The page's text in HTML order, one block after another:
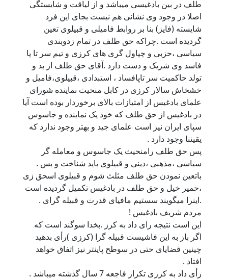
طلف در بین بادغیسی میباشد و از لیاقت و شایستگی
اصلا در وجود وی نشانی هم نیست بجای این فرد
شایسته (فایز) بنا بر روابط فامیلی و قبیلوی تعین
گردیده است .چراکه حق طلف در تمام زدوبندی
سیاسی ،حزبی و چپاول گری های کرزی و تیم سر تا پا
فاسد وی شریک و دست دارد .آقای حق طلف از بد و
تولد حاکمیت سر تاپافساد ، استبدادی ،قبیلوی،فامیل و
خشخاش سالار کرزی در کابل منحیث نماینده شورای
علمای بادغیس از امتیازات بالای برخوردار بوده است آیا
در بادغیس از حق طلف که خود یک نماینده و جاسوس
سپای ایران نیز است علمای جید و بهتر وجود ندارد که
یقیننا وجود دارد .
پس حق طلف رامنحیث یک جاسوس و معامله گر
سیاسی ،مذهبی ،دینی و قبیلوی باید شناخت و بس .
باتعین نمودن حق طلف مثلث شوم و قبیلوی اسحق زی
،حمیر خیل و حق طلف در بادغیس تکمیل گردیده است
.اینرا میگویند سستیم مافیای قدرت و قبیله گرای .
مردم شریف بادغیس !
این است نتیجه رای داد به کرز .بخدا سوگند است که
اگر باز به این فاشیست قبیله گرا (کرزی )رأی بدهید
چینین قضایای حتی در سوطح پاینتر نیز اتفاق خواهد
افتاد .
رأی داد به کرزی تکرار فاجعه 7 سال گذشته میباشد .